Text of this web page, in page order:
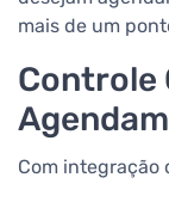
mais de um
Controle
Com integração